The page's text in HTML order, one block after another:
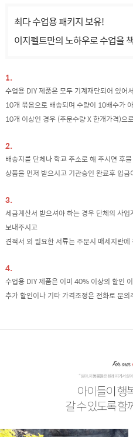
최다 수업용 패키지 보유!
이지펠트만의 노하우로 수업을
1.
수업용 DIY 제품은 모두 기계재단되어 있어
10개 묶음으로 배송되며 수량이 10배수가
10개 이상인 경우 (주문수량 X 한개가격)으
2.
배송지를 단체나 학교 주소로 해 주시면 후
상품을 먼저 받으시고 기관승인 완료후 입
3.
세금계산서 받으셔야 하는 경우 단체의 사
보내주시고
견적서 외 필요한 서류는 주문시 매세지란
4.
수업용 DIY 제품은 이미 40% 이상의 할인
추가 할인이나 기타 가격조정은 전화로 문